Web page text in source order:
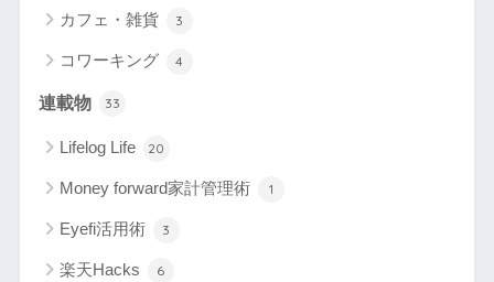
カフェ・雑貨 3
コワーキング 4
連載物 33
Lifelog Life 20
Money forward家計管理術 1
Eyefi活用術 3
楽天Hacks 6